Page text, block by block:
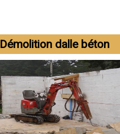
Démolition dalle béton